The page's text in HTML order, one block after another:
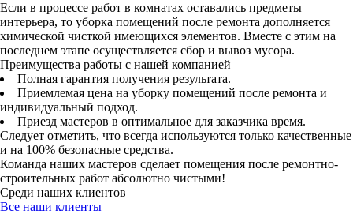
Если в процессе работ в комнатах оставались предметы
интерьера, то уборка помещений после ремонта дополняется
химической чисткой имеющихся элементов. Вместе с этим на
последнем этапе осуществляется сбор и вывоз мусора.
Преимущества работы с нашей компанией
Полная гарантия получения результата.
Приемлемая цена на уборку помещений после ремонта и
индивидуальный подход.
Приезд мастеров в оптимальное для заказчика время.
Следует отметить, что всегда используются только качественные
и на 100% безопасные средства.
Команда наших мастеров сделает помещения после ремонтно-
строительных работ абсолютно чистыми!
Среди наших клиентов
Все наши клиенты